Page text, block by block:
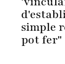
simple
pot fer"